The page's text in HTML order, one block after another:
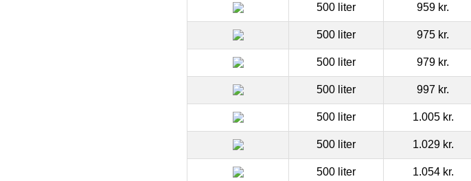
500 liter 959 kr.
500 liter 975 kr.
500 liter 979 kr.
500 liter 997 kr.
500 liter 1.005 kr.
500 liter 1.029 kr.
500 liter 1.054 kr.